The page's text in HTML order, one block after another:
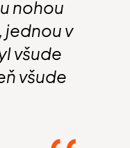
nohou
jednou v
všude
všude